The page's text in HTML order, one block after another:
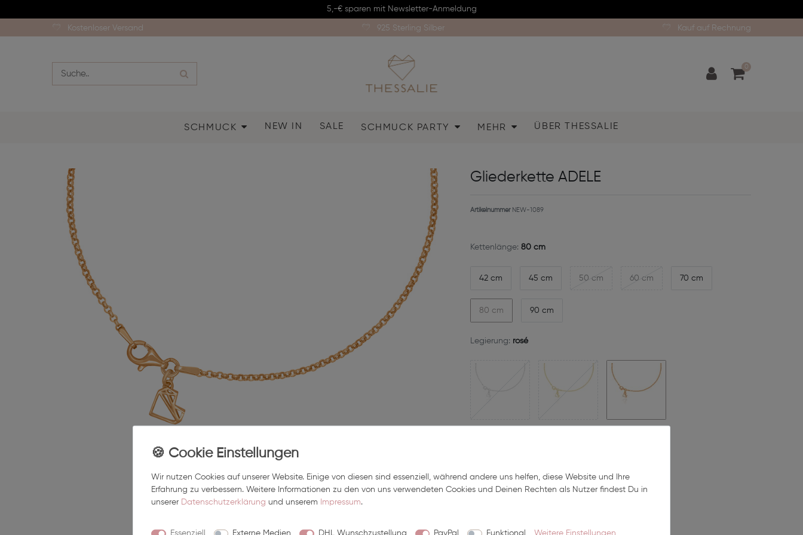
5,-€ sparen mit Newsletter-Anmeldung
Kostenloser Versand 925 Sterling Silber Kauf auf Rechnung
0
SCHMUCK NEW IN SALE SCHMUCK PARTY MEHR ÜBER THESSALIE
Gliederkette ADELE
Artikelnummer NEW-1089
Kettenlänge: 80 cm
42 cm 45 cm 50 cm 60 cm 70 cm
80 cm 90 cm
Legierung: rosé
Inhalt Stück
in 2-4 Tagen bei Dir
Wir nutzen Cookies auf unserer Website. Einige von diesen sind essenziell, während andere uns helfen, diese Website und Ihre
Erfahrung zu verbessern. Weitere Informationen zu den von uns verwendeten Cookies und Deinen Rechten als Nutzer findest Du in
unserer Daten­schutz­erklärung und unserem Impressum.
Essenziell Externe Medien DHL Wunschzustellung PayPal Funktional Weitere Einstellungen